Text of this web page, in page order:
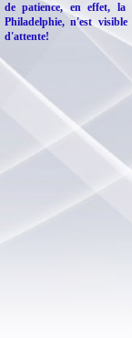
de patience, en effet, la
Philadelphie, n'est
d'attente!